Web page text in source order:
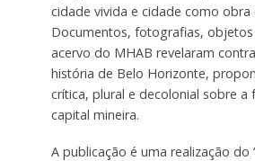
cidade vivida e cidade como obra
Documentos, fotografias,
acervo do MHAB revelaram
história de Belo Horizonte,
crítica, plural e decolonial sobre a
capital mineira.
A publicação é uma realização do